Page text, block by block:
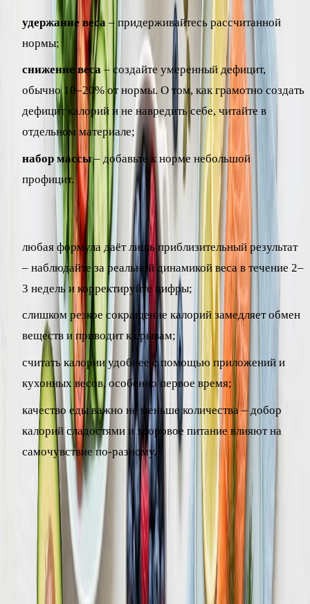
удержание веса – придерживайтесь рассчитанной
нормы;
снижение веса – создайте умеренный дефицит,
обычно 10–20% от нормы. О том, как грамотно создать
дефицит калорий и не навредить себе, читайте в
отдельном материале;
набор массы– добавьте к норме небольшой
профицит.
Несколько практических нюансов:
любая формула даёт лишь приблизительный результат
– наблюдайте за реальной динамикой веса в течение 2–
3 недель и корректируйте цифры;
слишком резкое сокращение калорий замедляет обмен
веществ и приводит к срывам;
считать калории удобнее с помощью приложений и
кухонных весов, особенно первое время;
качество еды важно не меньше количества – добор
калорий сладостями и здоровое питание влияют на
самочувствие по-разному.
Частые ошибки при подсчёте
калорий
Даже у дисциплинированных людей подсчёты нередко
расходятся с реальностью. Вот типичные причины, по